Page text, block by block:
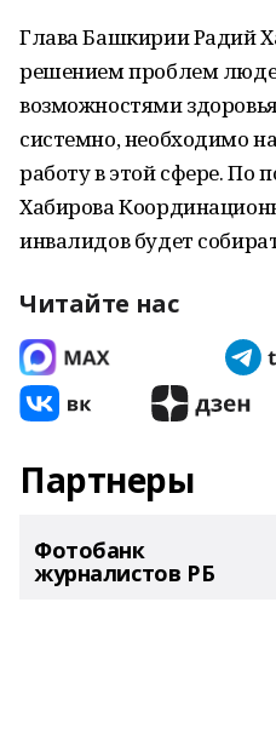
Глава Башкирии Радий
решением проблем
возможностями
системно, необходимо
работу в этой сфере. По
Хабирова
инвалидов будет
Читайте нас
Партнеры
Фотобанк
журналистов РБ